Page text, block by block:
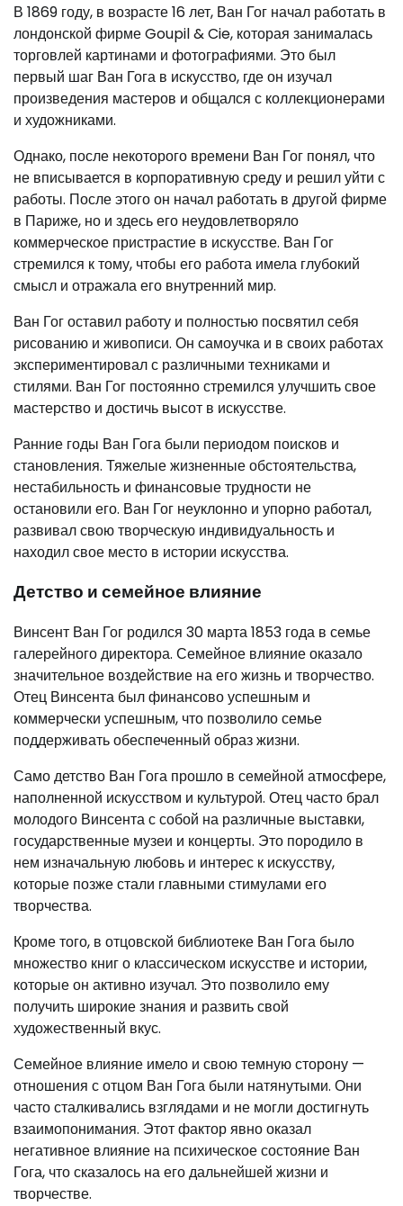
В 1869 году, в возрасте 16 лет, Ван Гог начал работать в
лондонской фирме Goupil & Cie, которая занималась
торговлей картинами и фотографиями. Это был
первый шаг Ван Гога в искусство, где он изучал
произведения мастеров и общался с коллекционерами
и художниками.
Однако, после некоторого времени Ван Гог понял, что
не вписывается в корпоративную среду и решил уйти с
работы. После этого он начал работать в другой фирме
в Париже, но и здесь его неудовлетворяло
коммерческое пристрастие в искусстве. Ван Гог
стремился к тому, чтобы его работа имела глубокий
смысл и отражала его внутренний мир.
Ван Гог оставил работу и полностью посвятил себя
рисованию и живописи. Он самоучка и в своих работах
экспериментировал с различными техниками и
стилями. Ван Гог постоянно стремился улучшить свое
мастерство и достичь высот в искусстве.
Ранние годы Ван Гога были периодом поисков и
становления. Тяжелые жизненные обстоятельства,
нестабильность и финансовые трудности не
остановили его. Ван Гог неуклонно и упорно работал,
развивал свою творческую индивидуальность и
находил свое место в истории искусства.
Детство и семейное влияние
Винсент Ван Гог родился 30 марта 1853 года в семье
галерейного директора. Семейное влияние оказало
значительное воздействие на его жизнь и творчество.
Отец Винсента был финансово успешным и
коммерчески успешным, что позволило семье
поддерживать обеспеченный образ жизни.
Само детство Ван Гога прошло в семейной атмосфере,
наполненной искусством и культурой. Отец часто брал
молодого Винсента с собой на различные выставки,
государственные музеи и концерты. Это породило в
нем изначальную любовь и интерес к искусству,
которые позже стали главными стимулами его
творчества.
Кроме того, в отцовской библиотеке Ван Гога было
множество книг о классическом искусстве и истории,
которые он активно изучал. Это позволило ему
получить широкие знания и развить свой
художественный вкус.
Семейное влияние имело и свою темную сторону —
отношения с отцом Ван Гога были натянутыми. Они
часто сталкивались взглядами и не могли достигнуть
взаимопонимания. Этот фактор явно оказал
негативное влияние на психическое состояние Ван
Гога, что сказалось на его дальнейшей жизни и
творчестве.